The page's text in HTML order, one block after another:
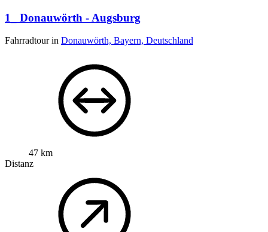
1_ Donauwörth - Augsburg
Fahrradtour in Donauwörth, Bayern, Deutschland
47 km
Distanz